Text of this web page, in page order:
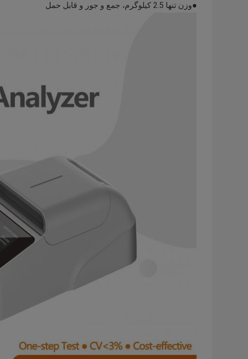
●وزن تنها 2.5 کیلوگرم، جمع و جور و قابل حمل